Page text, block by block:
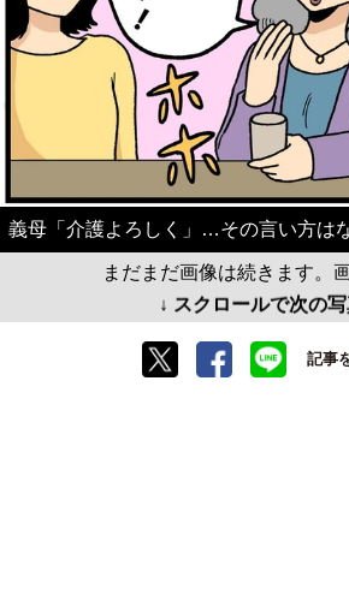
義母「介護よろしく」…その言い方は
まだまだ画像は続きます。
↓ スクロールで次の写
記事